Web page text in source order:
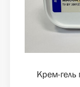
Крем-гель